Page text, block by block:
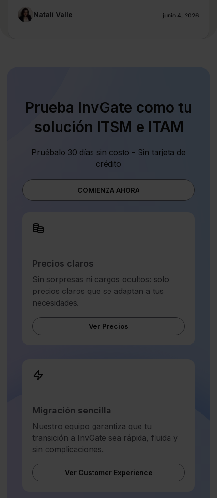
Natalí Valle junio 4, 2026
Prueba InvGate como tu
solución ITSM e ITAM
Pruébalo 30 días sin costo - Sin tarjeta de
crédito
COMIENZA AHORA
Precios claros
Sin sorpresas ni cargos ocultos: solo
precios claros que se adaptan a tus
necesidades.
Ver Precios
Migración sencilla
Nuestro equipo garantiza que tu
transición a InvGate sea rápida, fluida y
sin complicaciones.
Ver Customer Experience